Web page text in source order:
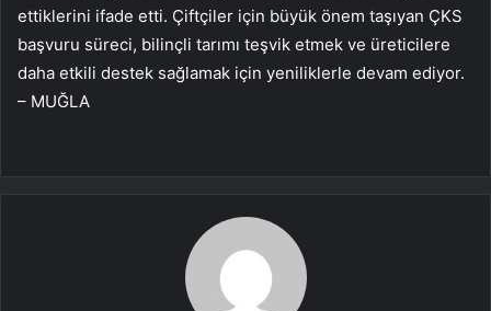
ettiklerini ifade etti. Çiftçiler için büyük önem taşıyan ÇKS
başvuru süreci, bilinçli tarımı teşvik etmek ve üreticilere
daha etkili destek sağlamak için yeniliklerle devam ediyor.
– MUĞLA